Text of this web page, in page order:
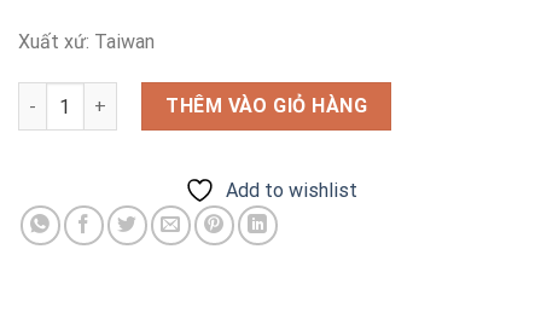
Xuất xứ: Taiwan
Máy thổi khí Dargang DG-600-16 số lượng
THÊM VÀO GIỎ HÀNG
Add to wishlist